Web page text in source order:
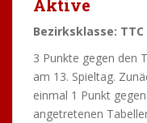
Aktive
Bezirksklasse: TTC
3 Punkte gegen den
am 13. Spieltag.
einmal 1 Punkt
angetretenen